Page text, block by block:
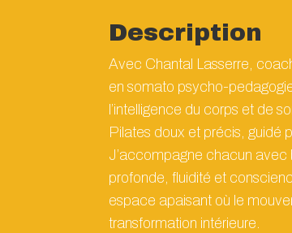
Description
Avec Chantal Lasserre,
en somato psycho-
l’intelligence du corps et de
Pilates doux et précis, guidé
J’accompagne chacun
profonde, fluidité et
espace apaisant où le
transformation intérieure.